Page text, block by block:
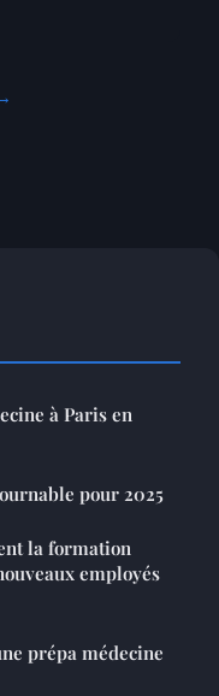
à Paris en
pour 2025
la formation
employés
prépa médecine